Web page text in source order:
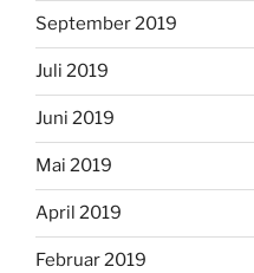
September 2019
Juli 2019
Juni 2019
Mai 2019
April 2019
Februar 2019